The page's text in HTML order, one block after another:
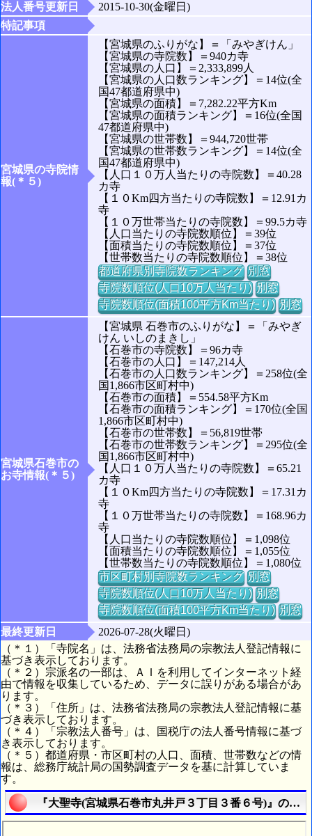
法人番号更新日
2015-10-30(金曜日)
特記事項
宮城県の寺院情
報(＊５)
【宮城県のふりがな】＝「みやぎけん」
【宮城県の寺院数】＝940カ寺
【宮城県の人口】＝2,333,899人
【宮城県の人口数ランキング】＝14位(全
国47都道府県中)
【宮城県の面積】＝7,282.22平方Km
【宮城県の面積ランキング】＝16位(全国
47都道府県中)
【宮城県の世帯数】＝944,720世帯
【宮城県の世帯数ランキング】＝14位(全
国47都道府県中)
【人口１０万人当たりの寺院数】＝40.28
カ寺
【１０Km四方当たりの寺院数】＝12.91カ
寺
【１０万世帯当たりの寺院数】＝99.5カ寺
【人口当たりの寺院数順位】＝39位
【面積当たりの寺院数順位】＝37位
【世帯数当たりの寺院数順位】＝38位
都道府県別寺院数ランキング 別窓
寺院数順位(人口10万人当たり) 別窓
寺院数順位(面積100平方Km当たり) 別窓
宮城県石巻市の
お寺情報(＊５)
【宮城県 石巻市のふりがな】＝「みやぎ
けん いしのまきし」
【石巻市の寺院数】＝96カ寺
【石巻市の人口】＝147,214人
【石巻市の人口数ランキング】＝258位(全
国1,866市区町村中)
【石巻市の面積】＝554.58平方Km
【石巻市の面積ランキング】＝170位(全国
1,866市区町村中)
【石巻市の世帯数】＝56,819世帯
【石巻市の世帯数ランキング】＝295位(全
国1,866市区町村中)
【人口１０万人当たりの寺院数】＝65.21
カ寺
【１０Km四方当たりの寺院数】＝17.31カ
寺
【１０万世帯当たりの寺院数】＝168.96カ
寺
【人口当たりの寺院数順位】＝1,098位
【面積当たりの寺院数順位】＝1,055位
【世帯数当たりの寺院数順位】＝1,080位
市区町村別寺院数ランキング 別窓
寺院数順位(人口10万人当たり) 別窓
寺院数順位(面積100平方Km当たり) 別窓
最終更新日
2026-07-28(火曜日)
（＊１）「寺院名」は、法務省法務局の宗教法人登記情報に
基づき表示しております。
（＊２）宗派名の一部は、ＡＩを利用してインターネット経
由で情報を収集しているため、データに誤りがある場合があ
ります。
（＊３）「住所」は、法務省法務局の宗教法人登記情報に基
づき表示しております。
（＊４）「宗教法人番号」は、国税庁の法人番号情報に基づ
き表示しております。
（＊５）都道府県・市区町村の人口、面積、世帯数などの情
報は、総務庁統計局の国勢調査データを基に計算していま
す。
『大聖寺(宮城県石巻市丸井戸３丁目３番６号)』の航